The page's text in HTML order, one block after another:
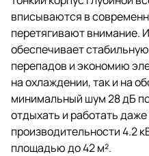
вписываются в
перетягивают внимание.
обеспечивает
перепадов и экономию
на охлаждении, так и на
минимальный шум 28 дБ
отдыхать и работать
производительности 4.2
площадью до 42 м².